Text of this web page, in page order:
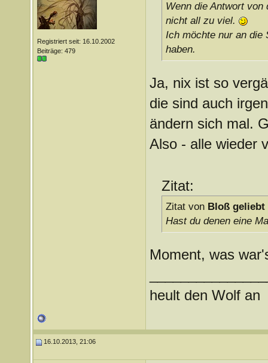
Registriert seit: 16.10.2002
Beiträge: 479
Wenn die Antwort von
nicht all zu viel.
Ich möchte nur an die
haben.
Ja, nix ist so
die sind auch
ändern sich mal.
Also - alle wieder
Zitat:
Zitat von Bloß geliebt
Hast du denen eine
Moment, was
heult den Wolf an
16.10.2013, 21:06